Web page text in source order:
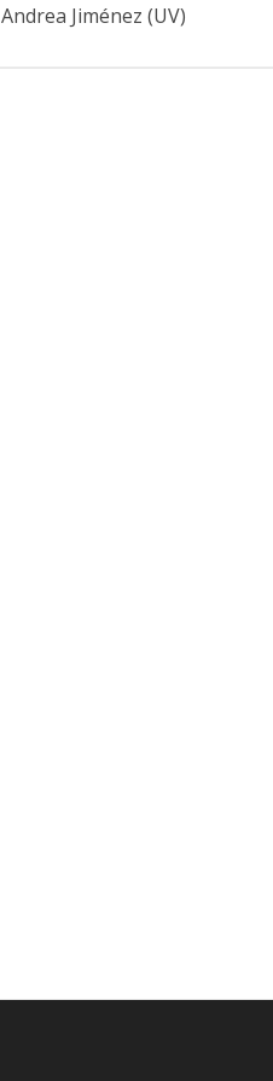
Andrea Jiménez (UV)